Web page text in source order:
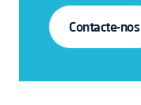
Contacte-nos